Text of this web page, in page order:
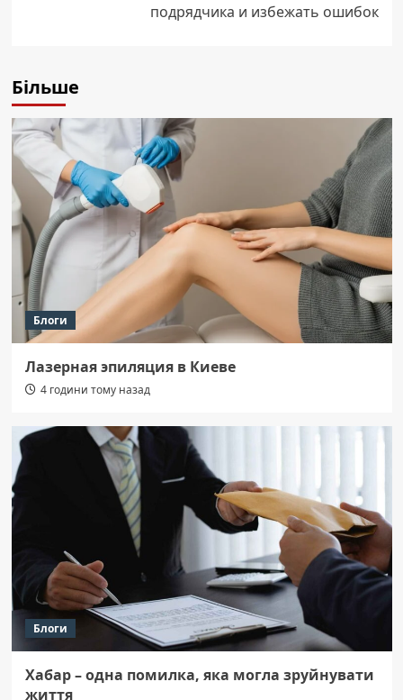
подрядчика и избежать ошибок
Більше
Блоги
Лазерная эпиляция в Киеве
4 години тому назад
Блоги
Хабар – одна помилка, яка могла зруйнувати
життя